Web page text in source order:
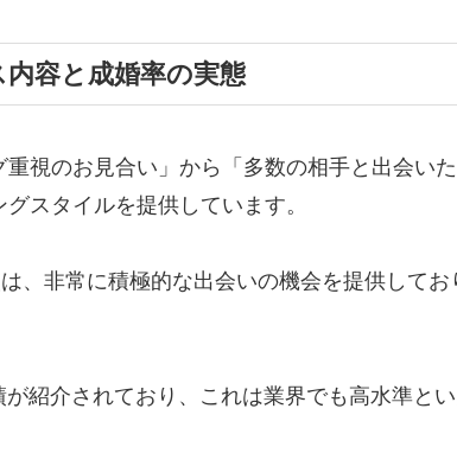
容と成婚率の実態
視のお見合い」から「多数の相手と出会い
スタイルを提供しています。
、非常に積極的な出会いの機会を提供してお
紹介されており、これは業界でも高水準と